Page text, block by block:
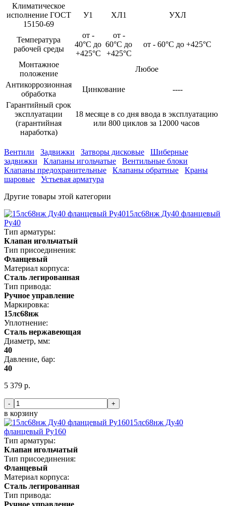
Климатическое
исполнение ГОСТ
15150-69
У1 ХЛ1 УХЛ
Температура
рабочей среды
от -
40°С до
+425°С
от -
60°С до
+425°С
от - 60°С до +425°С
Монтажное
положение
Любое
Антикоррозионная
обработка
Цинкование
----
Гарантийный срок
эксплуатации
(гарантийная
наработка)
18 месяце в со дня ввода в эксплуатацию
или 800 циклов за 12000 часов
Вентили Задвижки Затворы дисковые
Шиберные
задвижки
Клапаны игольчатые
Вентильные блоки
Клапаны предохранительные
Клапаны обратные
Краны
шаровые
Устьевая арматура
Другие товары этой категории
15лс68нж Ду40 фланцевый
Ру40
Тип арматуры:
Клапан игольчатый
Тип присоединения:
Фланцевый
Материал корпуса:
Сталь легированная
Тип привода:
Ручное управление
Маркировка:
15лс68нж
Уплотнение:
Сталь нержавеющая
Диаметр, мм:
40
Давление, бар:
40
5 379 р.
- +
в корзину
15лс68нж Ду40
фланцевый Ру160
Тип арматуры:
Клапан игольчатый
Тип присоединения:
Фланцевый
Материал корпуса:
Сталь легированная
Тип привода: